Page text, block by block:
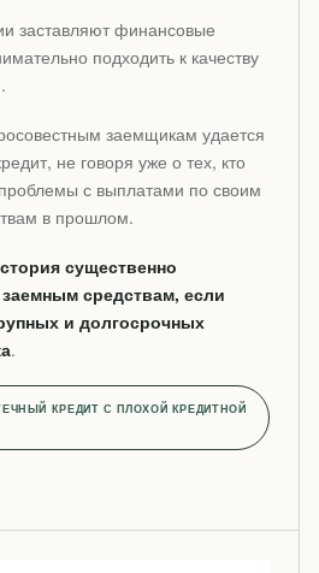
заставляют финансовые
подходить к качеству
заемщикам удается
не говоря уже о тех, кто
с выплатами по своим
в прошлом.
существенно
средствам, если
и долгосрочных
.
КРЕДИТ С ПЛОХОЙ КРЕДИТНОЙ